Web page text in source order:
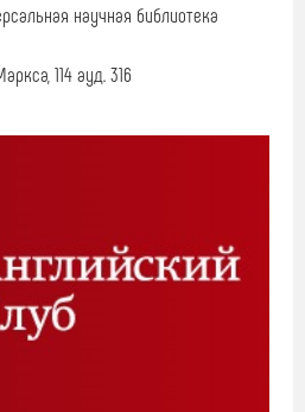
научная библиотека
114 ауд. 316